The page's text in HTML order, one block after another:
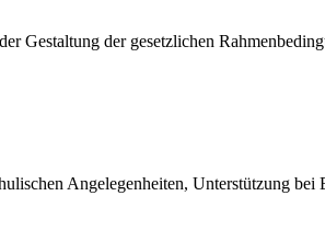
Gestaltung der gesetzlichen
Angelegenheiten, Unterstützung